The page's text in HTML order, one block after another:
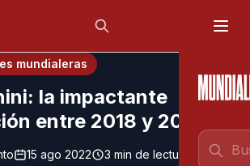
principal
mundialeras
la impactante
entre 2018 y 2022
15 ago 2022 3 min de lectura